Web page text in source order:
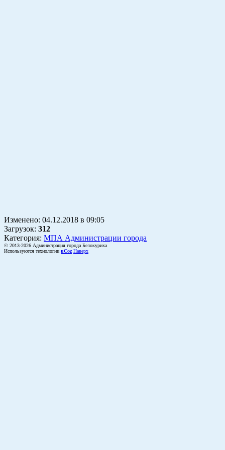
Изменено: 04.12.2018 в 09:05
Загрузок: 312
Категория: МПА Администрации города
© 2013-2026 Администрация города Белокуриха
Используются технологии uCoz Наверх